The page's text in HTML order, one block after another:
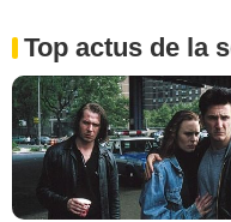
Top actus de la